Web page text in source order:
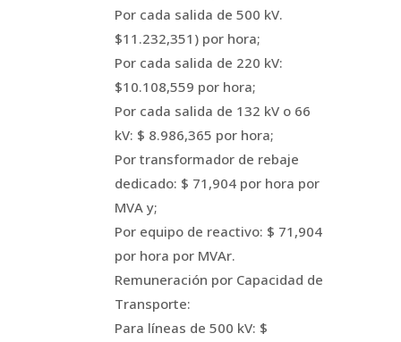
Por cada salida de 500 kV.
$11.232,351) por hora;
Por cada salida de 220 kV:
$10.108,559 por hora;
Por cada salida de 132 kV o 66
kV: $ 8.986,365 por hora;
Por transformador de rebaje
dedicado: $ 71,904 por hora por
MVA y;
Por equipo de reactivo: $ 71,904
por hora por MVAr.
Remuneración por Capacidad de
Transporte:
Para líneas de 500 kV: $